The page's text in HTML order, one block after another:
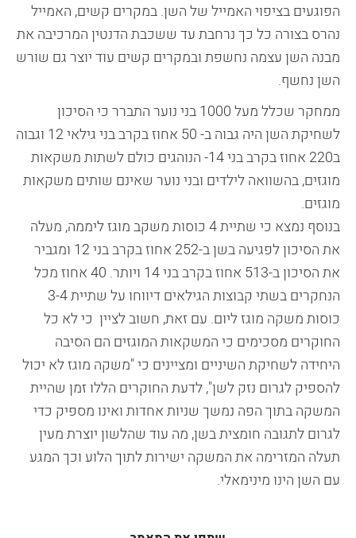
הפוגעים בציפוי האמייל של השן. במקרים קשים, האמייל
נהרס בצורה כל כך נרחבת עד ששכבת הדנטין המרכיבה את
מבנה השן עצמה נחשפת ובמקרים קשים עוד יוצר גם שורש
השן נחשף.
ממחקר שכלל מעל 1000 בני נוער התברר כי הסיכון
לשחיקת השן היה גבוה ב- 50 אחוז בקרב בני גילאי 12 וגבוה
ב220 אחוז בקרב בני 14- הנוהגים כולם לשתות משקאות
מוגזים, בהשוואה לילדים ובני נוער שאינם שותים משקאות
מוגזים.
בנוסף נמצא כי שתיית 4 כוסות משקב מוגז ליממה, מעלה
את הסיכון לפגיעה בשן ב-252 אחוז בקרב בני 12 ומגביר
את הסיכון ב-513 אחוז בקרב בני 14 ויותר. 40 אחוז מכל
הנחקרים בשתי קבוצות הגילאים דיווחו על שתיית 3-4
כוסות משקה מוגז ליום. עם זאת, חשוב לציין כי לא כל
החוקרים מסכימים כי המשקאות המוגזים הם הסיבה
היחידה לשחיקת השיניים ומציינים כי "משקה מוגז לא יכול
להספיק לגרום נזק לשן", לדעת החוקרים הללו זמן שהיית
המשקה בתוך הפה נמשך שניות אחדות ואינו מספיק כדי
לגרום לתגובה חומצית בשן, מה עוד שהלשון יוצרת מעין
תעלה המזרימה את המשקה ישירות לתוך הלוע וכך המגע
עם השן הינו מינימאלי.